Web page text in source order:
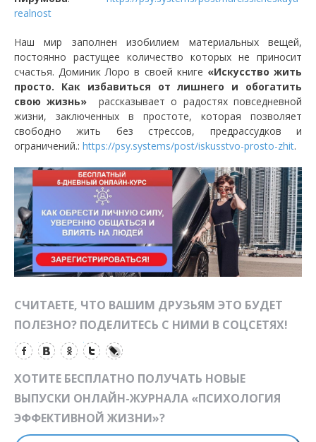
realnost
Наш мир заполнен изобилием материальных вещей,
постоянно растущее количество которых не приносит
счастья. Доминик Лоро в своей книге «Искусство жить
просто. Как избавиться от лишнего и обогатить
свою жизнь» рассказывает о радостях повседневной
жизни, заключенных в простоте, которая позволяет
свободно жить без стрессов, предрассудков и
ограничений.: https://psy.systems/post/iskusstvo-prosto-zhit.
СЧИТАЕТЕ, ЧТО ВАШИМ ДРУЗЬЯМ ЭТО БУДЕТ
ПОЛЕЗНО? ПОДЕЛИТЕСЬ С НИМИ В СОЦСЕТЯХ!
ХОТИТЕ БЕСПЛАТНО ПОЛУЧАТЬ НОВЫЕ
ВЫПУСКИ ОНЛАЙН-ЖУРНАЛА «ПСИХОЛОГИЯ
ЭФФЕКТИВНОЙ ЖИЗНИ»?